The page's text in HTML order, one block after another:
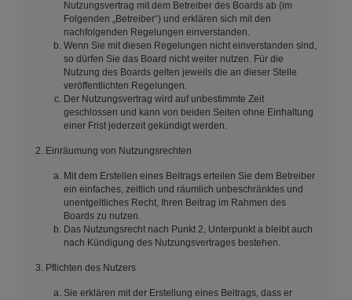
Nutzungsvertrag mit dem Betreiber des Boards ab (im
Folgenden „Betreiber“) und erklären sich mit den
nachfolgenden Regelungen einverstanden.
Wenn Sie mit diesen Regelungen nicht einverstanden sind,
so dürfen Sie das Board nicht weiter nutzen. Für die
Nutzung des Boards gelten jeweils die an dieser Stelle
veröffentlichten Regelungen.
Der Nutzungsvertrag wird auf unbestimmte Zeit
geschlossen und kann von beiden Seiten ohne Einhaltung
einer Frist jederzeit gekündigt werden.
2. Einräumung von Nutzungsrechten
Mit dem Erstellen eines Beitrags erteilen Sie dem Betreiber
ein einfaches, zeitlich und räumlich unbeschränktes und
unentgeltliches Recht, Ihren Beitrag im Rahmen des
Boards zu nutzen.
Das Nutzungsrecht nach Punkt 2, Unterpunkt a bleibt auch
nach Kündigung des Nutzungsvertrages bestehen.
3. Pflichten des Nutzers
Sie erklären mit der Erstellung eines Beitrags, dass er